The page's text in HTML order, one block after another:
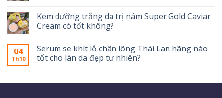
Kem dưỡng trắng da trị nám Super Gold Caviar
Cream có tốt không?
04
Th10
Serum se khít lỗ chân lông Thái Lan hãng nào
tốt cho làn da đẹp tự nhiên?